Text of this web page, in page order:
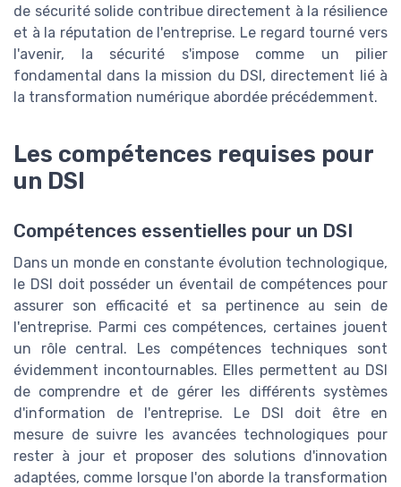
de sécurité solide contribue directement à la résilience
et à la réputation de l'entreprise. Le regard tourné vers
l'avenir, la sécurité s'impose comme un pilier
fondamental dans la mission du DSI, directement lié à
la transformation numérique abordée précédemment.
Les compétences requises pour
un DSI
Compétences essentielles pour un DSI
Dans un monde en constante évolution technologique,
le DSI doit posséder un éventail de compétences pour
assurer son efficacité et sa pertinence au sein de
l'entreprise. Parmi ces compétences, certaines jouent
un rôle central. Les compétences techniques sont
évidemment incontournables. Elles permettent au DSI
de comprendre et de gérer les différents systèmes
d'information de l'entreprise. Le DSI doit être en
mesure de suivre les avancées technologiques pour
rester à jour et proposer des solutions d'innovation
adaptées, comme lorsque l'on aborde la transformation